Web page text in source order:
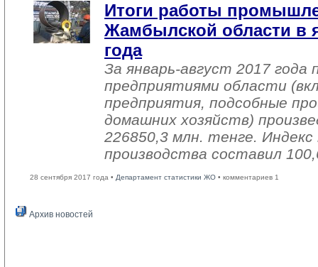
Итоги работы
Жамбылской области в
года
За январь-август 2017
предприятиями области
предприятия, подсобные
домашних хозяйств)
226850,3 млн. тенге.
производства составил
28 сентября 2017 года • Департамент статистики ЖО • комментариев 1
Архив новостей